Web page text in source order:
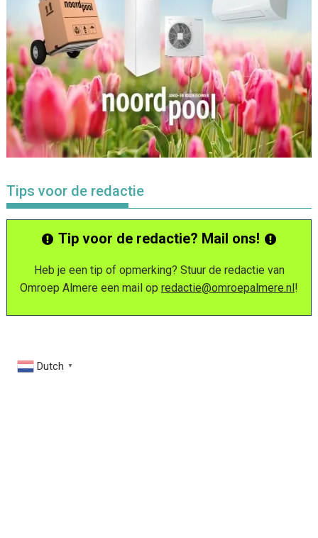
Tips voor de redactie
Tip voor de redactie? Mail ons!
Heb je een tip of opmerking? Stuur de redactie van
Omroep Almere een mail op redactie@omroepalmere.nl!
Dutch ▼